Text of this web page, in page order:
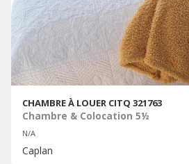
CHAMBRE À LOUER CITQ 321763
Chambre & Colocation 5½
N/A
Caplan